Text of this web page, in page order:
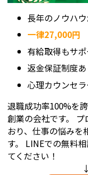
長年のノウハ
一律27,000円
有給取得もサ
返金保証制度あ
心理カウンセ
退職成功率100%を
創業の会社です。
おり、仕事の悩みを
す。 LINEでの無料
てください！